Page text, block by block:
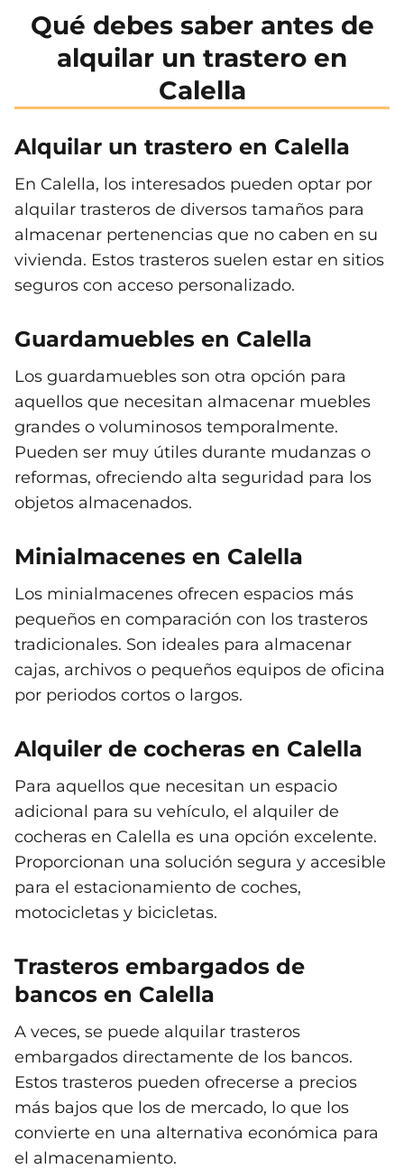
Qué debes saber antes de
alquilar un trastero en
Calella
Alquilar un trastero en Calella
En Calella, los interesados pueden optar por
alquilar trasteros de diversos tamaños para
almacenar pertenencias que no caben en su
vivienda. Estos trasteros suelen estar en sitios
seguros con acceso personalizado.
Guardamuebles en Calella
Los guardamuebles son otra opción para
aquellos que necesitan almacenar muebles
grandes o voluminosos temporalmente.
Pueden ser muy útiles durante mudanzas o
reformas, ofreciendo alta seguridad para los
objetos almacenados.
Minialmacenes en Calella
Los minialmacenes ofrecen espacios más
pequeños en comparación con los trasteros
tradicionales. Son ideales para almacenar
cajas, archivos o pequeños equipos de oficina
por periodos cortos o largos.
Alquiler de cocheras en Calella
Para aquellos que necesitan un espacio
adicional para su vehículo, el alquiler de
cocheras en Calella es una opción excelente.
Proporcionan una solución segura y accesible
para el estacionamiento de coches,
motocicletas y bicicletas.
Trasteros embargados de
bancos en Calella
A veces, se puede alquilar trasteros
embargados directamente de los bancos.
Estos trasteros pueden ofrecerse a precios
más bajos que los de mercado, lo que los
convierte en una alternativa económica para
el almacenamiento.